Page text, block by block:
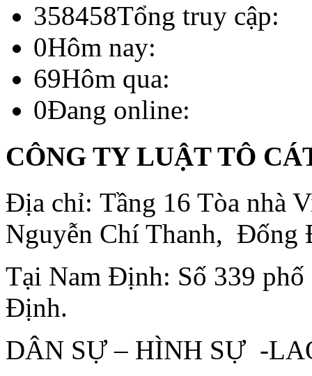
358458Tổng truy cập:
0Hôm nay:
69Hôm qua:
0Đang online:
CÔNG TY LUẬT TÔ
Địa chỉ: Tầng 16 Tòa nhà
Nguyễn Chí Thanh, Đống
Tại Nam Định: Số 339 phố
Định.
DÂN SỰ – HÌNH SỰ -